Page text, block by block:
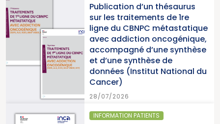
d’un thésaurus
de 1re
CBNPC métastatique
oncogénique,
d’une synthèse
synthèse de
(Institut National du
PATIENTS
2025 «
pour la
du
15/07/